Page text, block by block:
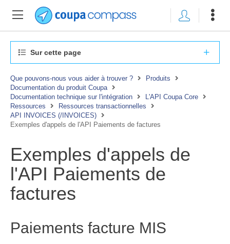
Sur cette page
Que pouvons-nous vous aider à trouver ?
Produits
Documentation du produit Coupa
Documentation technique sur l'intégration
L'API Coupa Core
Ressources
Ressources transactionnelles
API INVOICES (/INVOICES)
Exemples d'appels de l'API Paiements de factures
Exemples d'appels de
l'API Paiements de
factures
Paiements facture MIS